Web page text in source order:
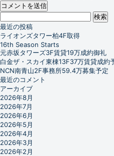
検
索:
最近の投稿
ライオンズタワー柏4F取得
16th Season Starts
元赤坂タワーズ3F賃貸19万成約御礼
白金ザ・スカイ東棟13F37万賃貸成約
NCN南青山2F事務所59.4万募集予定
最近のコメント
アーカイブ
2026年8月
2026年7月
2026年6月
2026年5月
2026年4月
2026年3月
2026年2月